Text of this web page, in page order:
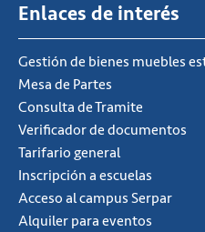
Enlaces de interés
Gestión de bienes muebles
Mesa de Partes
Consulta de Tramite
Verificador de documentos
Tarifario general
Inscripción a escuelas
Acceso al campus Serpar
Alquiler para eventos